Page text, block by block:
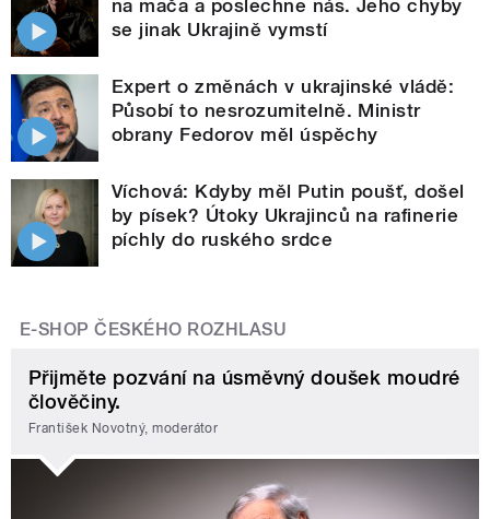
na mača a poslechne nás. Jeho chyby
se jinak Ukrajině vymstí
Expert o změnách v ukrajinské vládě:
Působí to nesrozumitelně. Ministr
obrany Fedorov měl úspěchy
Víchová: Kdyby měl Putin poušť, došel
by písek? Útoky Ukrajinců na rafinerie
píchly do ruského srdce
E-SHOP ČESKÉHO ROZHLASU
Přijměte pozvání na úsměvný doušek moudré
člověčiny.
František Novotný, moderátor